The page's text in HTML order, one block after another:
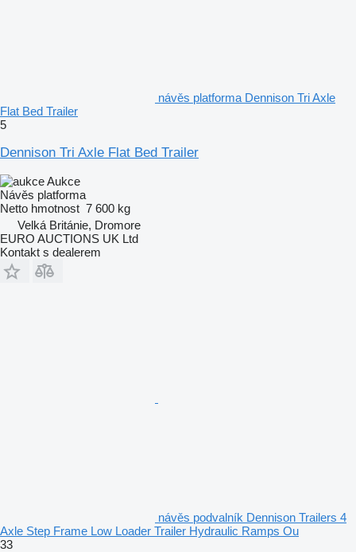
návěs platforma Dennison Tri Axle
Flat Bed Trailer
5
Dennison Tri Axle Flat Bed Trailer
Aukce
Návěs platforma
Netto hmotnost 7 600 kg
Velká Británie, Dromore
EURO AUCTIONS UK Ltd
Kontakt s dealerem
návěs podvalník Dennison Trailers 4
Axle Step Frame Low Loader Trailer Hydraulic Ramps Ou
33